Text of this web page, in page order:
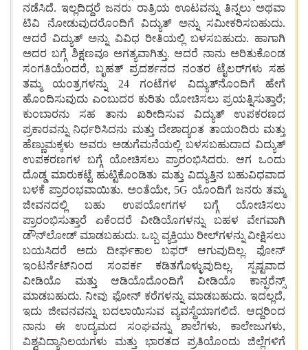
ನಡೆಸಿದೆ. ಇಲ್ಲದಿದ್ದರೆ ಜನರು ರಾತ್ರಿಯ ಊಟವನ್ನು ತಿನ್ನಲು ಅಥವಾ
ಟಿವಿ ನೋಡುವುದರೊಂದಿಗೆ ವಿದ್ಯುತ್ ಅನ್ನು ಸಮೀಕರಿಸಬಹುದು.
ಆದರೆ ವಿದ್ಯುತ್ ಅನ್ನು ವಿವಿಧ ರೀತಿಯಲ್ಲಿ ಬಳಸಬಹುದು. ಹಾಗಾಗಿ
ಅದರ ಬಗ್ಗೆ ಶಿಕ್ಷಣವೂ ಅಗತ್ಯವಾಗಿತ್ತು. ಆದರೆ ನಾನು ಅರಿತುಕೊಂಡ
ಸಂಗತಿಯೆಂದರೆ, ಬೃಹತ್ ಪ್ರದರ್ಶನದ ನಂತರ ಟೈಲರ್‌ಗಳು ಸಹ
ತಮ್ಮ ಯಂತ್ರಗಳನ್ನು 24 ಗಂಟೆಗಳ ವಿದ್ಯುತ್‌ನೊಂದಿಗೆ ಹೇಗೆ
ಹೊಂದಿಸುವುದು ಎಂಬುದರ ಕುರಿತು ಯೋಚಿಸಲು ಪ್ರಯತ್ನಿಸುತ್ತಾರೆ;
ಕುಂಬಾರನು ಸಹ ತಾನು ಖರೀದಿಸುವ ವಿದ್ಯುತ್ ಉಪಕರಣದ
ಪ್ರಕಾರವನ್ನು ನಿರ್ಧರಿಸಿದನು ಮತ್ತು ದೇಶಾದ್ಯಂತ ತಾಯಂದಿರು ಮತ್ತು
ಹೆಣ್ಣುಮಕ್ಕಳು ಅವರು ಅಡುಗೆಮನೆಯಲ್ಲಿ ಬಳಸಬಹುದಾದ ವಿದ್ಯುತ್
ಉಪಕರಣಗಳ ಬಗ್ಗೆ ಯೋಚಿಸಲು ಪ್ರಾರಂಭಿಸಿದರು. ಆಗ ಒಂದು
ದೊಡ್ಡ ಮಾರುಕಟ್ಟೆ ಹುಟ್ಟಿಕೊಂಡಿತು ಮತ್ತು ವಿದ್ಯುತ್ತಿನ ಬಹುವಿಧವಾದ
ಬಳಕೆ ಪ್ರಾರಂಭವಾಯಿತು. ಅಂತೆಯೇ, 5G ಯೊಂದಿಗೆ ಜನರು ತಮ್ಮ
ಜೀವನದಲ್ಲಿ ಬಹು ಉಪಯೋಗಗಳ ಬಗ್ಗೆ ಯೋಚಿಸಲು
ಪ್ರಾರಂಭಿಸುತ್ತಾರೆ ಏಕೆಂದರೆ ವೀಡಿಯೊಗಳನ್ನು ಬಹಳ ವೇಗವಾಗಿ
ಡೌನ್‌ಲೋಡ್ ಮಾಡಬಹುದು. ಒಬ್ಬ ವ್ಯಕ್ತಿಯು ರೀಲ್‌ಗಳನ್ನು ವೀಕ್ಷಿಸಲು
ಬಯಸಿದರೆ ಅದು ದೀರ್ಘಕಾಲ ಬಫರ್ ಆಗುವುದಿಲ್ಲ. ಫೋನ್
ಇಂಟರ್ನೆಟ್‌ನಿಂದ ಸಂಪರ್ಕ ಕಡಿತಗೊಳ್ಳುವುದಿಲ್ಲ. ಸ್ಪಷ್ಟವಾದ
ವೀಡಿಯೊ ಮತ್ತು ಆಡಿಯೊದೊಂದಿಗೆ ವೀಡಿಯೊ ಕಾನ್ಫರೆನ್ಸ್
ಮಾಡಬಹುದು. ನೀವು ಫೋನ್ ಕರೆಗಳನ್ನು ಮಾಡಬಹುದು. ಇದಲ್ಲದೆ,
ಇದು ಜೀವನವನ್ನು ಬದಲಾಯಿಸುವ ವ್ಯವಸ್ಥೆಯಾಗಲಿದೆ. ಆದ್ದರಿಂದ
ನಾನು ಈ ಉದ್ಯಮದ ಸಂಘವನ್ನು ಶಾಲೆಗಳು, ಕಾಲೇಜುಗಳು,
ವಿಶ್ವವಿದ್ಯಾನಿಲಯಗಳು ಮತ್ತು ಭಾರತದ ಪ್ರತಿಯೊಂದು ಜಿಲ್ಲೆಗಳಿಗೆ